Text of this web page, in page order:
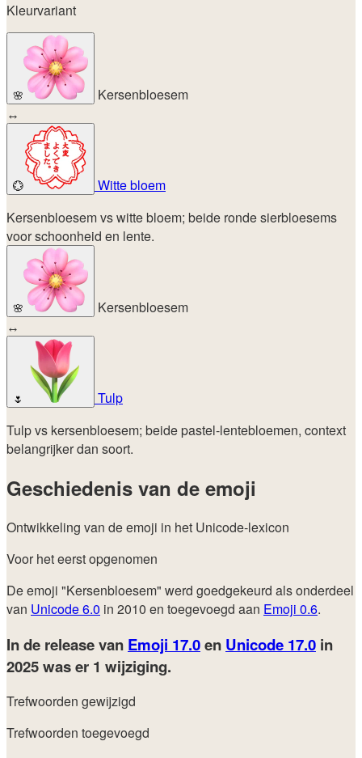
Kleurvariant
🌸
Kersenbloesem
↔
💮
Witte bloem
Kersenbloesem vs witte bloem; beide ronde sierbloesems
voor schoonheid en lente.
🌸
Kersenbloesem
↔
🌷
Tulp
Tulp vs kersenbloesem; beide pastel-lentebloemen, context
belangrijker dan soort.
Geschiedenis van de emoji
Ontwikkeling van de emoji in het Unicode-lexicon
Voor het eerst opgenomen
De emoji "Kersenbloesem" werd goedgekeurd als onderdeel
van Unicode 6.0 in 2010 en toegevoegd aan Emoji 0.6.
In de release van Emoji 17.0en Unicode 17.0 in
2025was er 1 wijziging.
Trefwoorden gewijzigd
Trefwoorden toegevoegd